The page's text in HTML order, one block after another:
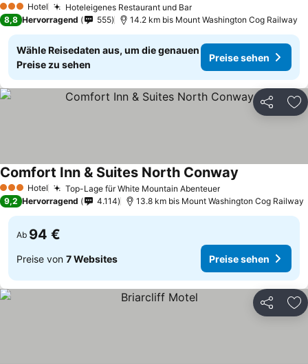
3 SterneHotel Hoteleigenes Restaurant und BarPreise sehen
8,8 Hervorragend 555 14.2 km bis Mount Washington Cog Railway
Wähle Reisedaten aus, um die genauen
Preise zu sehen
Preise sehen
Teilen
3 SterneHotel Top-Lage für White Mountain AbenteuerPreise sehen
Comfort Inn & Suites North Conway
9,2 Hervorragend 4.114 13.8 km bis Mount Washington Cog Railway
Ab 94 €
Preise von 7 Websites Preise sehen
Teilen